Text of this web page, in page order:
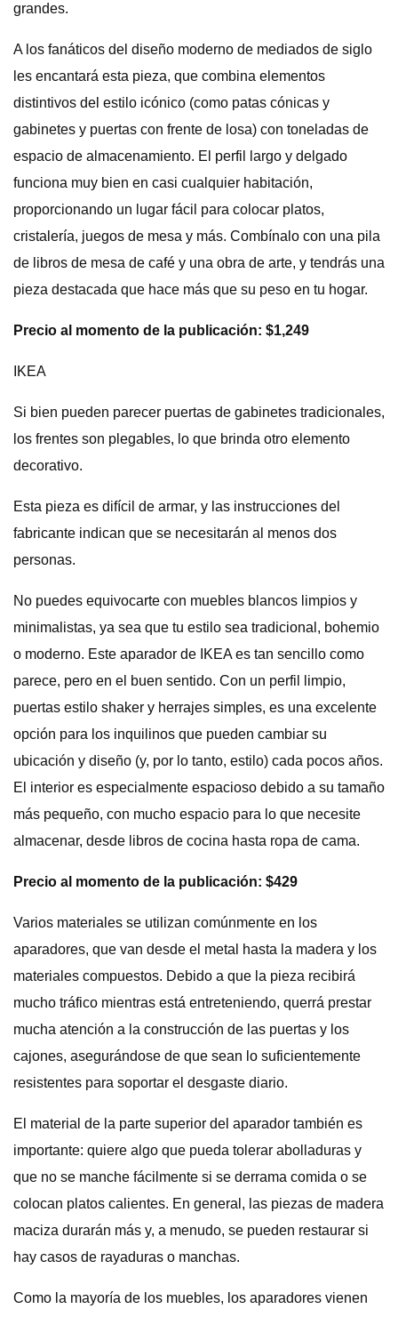
grandes.
A los fanáticos del diseño moderno de mediados de siglo
les encantará esta pieza, que combina elementos
distintivos del estilo icónico (como patas cónicas y
gabinetes y puertas con frente de losa) con toneladas de
espacio de almacenamiento. El perfil largo y delgado
funciona muy bien en casi cualquier habitación,
proporcionando un lugar fácil para colocar platos,
cristalería, juegos de mesa y más. Combínalo con una pila
de libros de mesa de café y una obra de arte, y tendrás una
pieza destacada que hace más que su peso en tu hogar.
Precio al momento de la publicación: $1,249
IKEA
Si bien pueden parecer puertas de gabinetes tradicionales,
los frentes son plegables, lo que brinda otro elemento
decorativo.
Esta pieza es difícil de armar, y las instrucciones del
fabricante indican que se necesitarán al menos dos
personas.
No puedes equivocarte con muebles blancos limpios y
minimalistas, ya sea que tu estilo sea tradicional, bohemio
o moderno. Este aparador de IKEA es tan sencillo como
parece, pero en el buen sentido. Con un perfil limpio,
puertas estilo shaker y herrajes simples, es una excelente
opción para los inquilinos que pueden cambiar su
ubicación y diseño (y, por lo tanto, estilo) cada pocos años.
El interior es especialmente espacioso debido a su tamaño
más pequeño, con mucho espacio para lo que necesite
almacenar, desde libros de cocina hasta ropa de cama.
Precio al momento de la publicación: $429
Varios materiales se utilizan comúnmente en los
aparadores, que van desde el metal hasta la madera y los
materiales compuestos. Debido a que la pieza recibirá
mucho tráfico mientras está entreteniendo, querrá prestar
mucha atención a la construcción de las puertas y los
cajones, asegurándose de que sean lo suficientemente
resistentes para soportar el desgaste diario.
El material de la parte superior del aparador también es
importante: quiere algo que pueda tolerar abolladuras y
que no se manche fácilmente si se derrama comida o se
colocan platos calientes. En general, las piezas de madera
maciza durarán más y, a menudo, se pueden restaurar si
hay casos de rayaduras o manchas.
Como la mayoría de los muebles, los aparadores vienen